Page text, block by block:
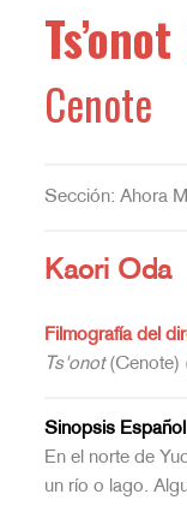
Cenote
Sección: Ahora
Kaori Oda
Filmografía del
Ts'onot(Cenote)
Sinopsis
En el norte de
un río o lago.